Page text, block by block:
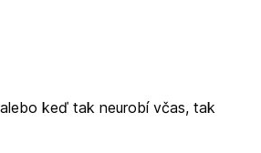
keď tak neurobí včas, tak